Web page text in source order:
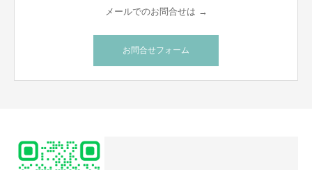
メールでのお問合せは →
お問合せフォーム